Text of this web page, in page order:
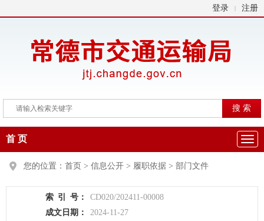
登录 | 注册
首 页
您的位置： 首页 > 信息公开 > 履职依据 > 部门文件
索 引 号：
CD020/202411-00008
成文日期：
2024-11-27